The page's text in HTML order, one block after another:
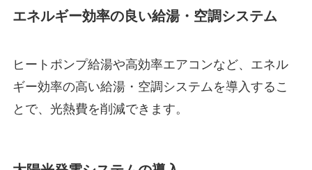
エネルギー効率の良い給湯・空調システム
ヒートポンプ給湯や高効率エアコンなど、エネル
ギー効率の高い給湯・空調システムを導入するこ
とで、光熱費を削減できます。